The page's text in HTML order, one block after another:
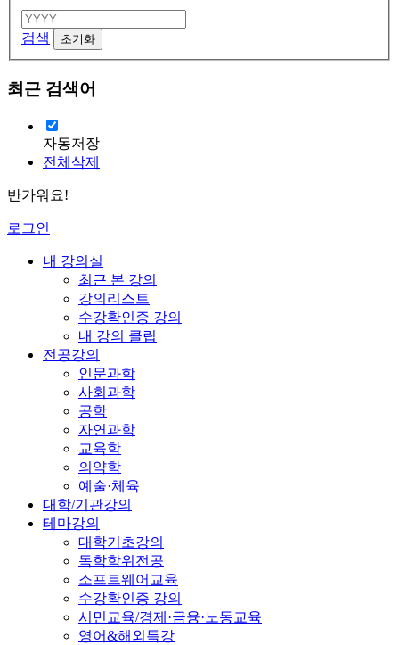
검색
최근 검색어
자동저장
전체삭제
반가워요!
로그인
내 강의실
최근 본 강의
강의리스트
수강확인증 강의
내 강의 클립
전공강의
인문과학
사회과학
공학
자연과학
교육학
의약학
예술·체육
대학/기관강의
테마강의
대학기초강의
독학학위전공
소프트웨어교육
수강확인증 강의
시민교육/경제·금융·노동교육
영어&해외특강